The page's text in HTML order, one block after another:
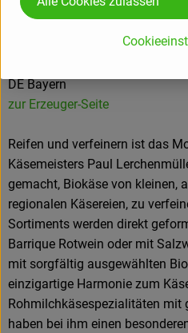
Hersteller: Lerchenmüller
DE Bayern
zur Erzeuger-Seite
Reifen und verfeinern ist das
Käsemeisters Paul
gemacht, Biokäse von kleinen,
regionalen Käsereien, zu
Sortiments werden direkt
Barrique Rotwein oder mit
mit sorgfältig ausgewählten
einzigartige Harmonie zum
Rohmilchkäsespezialitäten mit
haben bei ihm einen